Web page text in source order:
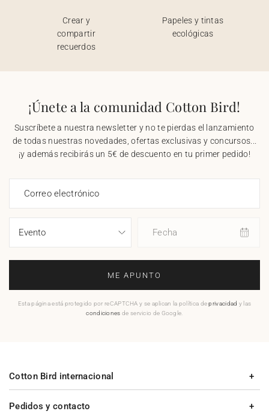
Crear y
compartir
recuerdos
Papeles y tintas
ecológicas
¡Únete a la comunidad Cotton Bird!
Suscríbete a nuestra newsletter y no te pierdas el lanzamiento
de todas nuestras novedades, ofertas exclusivas y concursos...
¡y además recibirás un 5€ de descuento en tu primer pedido!
Correo electrónico
Fecha
ME APUNTO
Esta página está protegido por reCAPTCHA y se aplican la política deprivacidad y las
condiciones de servicio de Google.
Pedidos y contacto
Cotton Bird internacional